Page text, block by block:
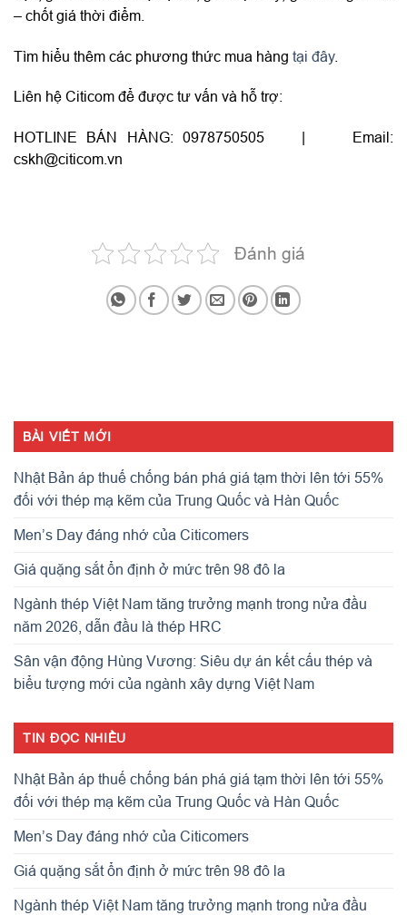
– chốt giá thời điểm.
Tìm hiểu thêm các phương thức mua hàng tại đây.
Liên hệ Citicom để được tư vấn và hỗ trợ:
HOTLINE BÁN HÀNG: 0978750505 | Email:
cskh@citicom.vn
Đánh giá
BÀI VIẾT MỚI
Nhật Bản áp thuế chống bán phá giá tạm thời lên tới 55%
đối với thép mạ kẽm của Trung Quốc và Hàn Quốc
Men’s Day đáng nhớ của Citicomers
Giá quặng sắt ổn định ở mức trên 98 đô la
Ngành thép Việt Nam tăng trưởng mạnh trong nửa đầu
năm 2026, dẫn đầu là thép HRC
Sân vận động Hùng Vương: Siêu dự án kết cấu thép và
biểu tượng mới của ngành xây dựng Việt Nam
TIN ĐỌC NHIỀU
Nhật Bản áp thuế chống bán phá giá tạm thời lên tới 55%
đối với thép mạ kẽm của Trung Quốc và Hàn Quốc
Men’s Day đáng nhớ của Citicomers
Giá quặng sắt ổn định ở mức trên 98 đô la
Ngành thép Việt Nam tăng trưởng mạnh trong nửa đầu